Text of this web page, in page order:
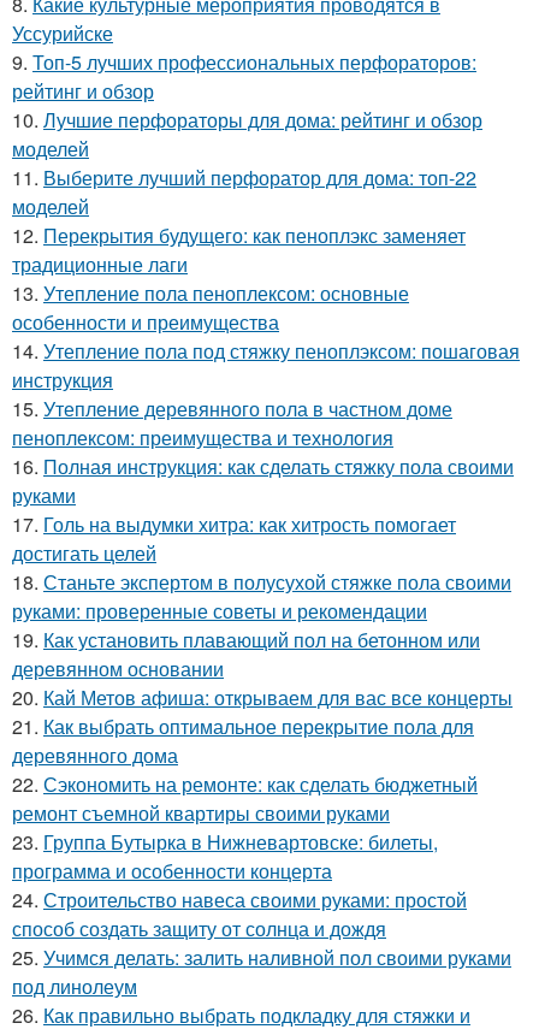
Уссурийске
9. Топ-5 лучших профессиональных перфораторов:
рейтинг и обзор
10. Лучшие перфораторы для дома: рейтинг и обзор
моделей
11. Выберите лучший перфоратор для дома: топ-22
моделей
12. Перекрытия будущего: как пеноплэкс заменяет
традиционные лаги
13. Утепление пола пеноплексом: основные
особенности и преимущества
14. Утепление пола под стяжку пеноплэксом: пошаговая
инструкция
15. Утепление деревянного пола в частном доме
пеноплексом: преимущества и технология
16. Полная инструкция: как сделать стяжку пола своими
руками
17. Голь на выдумки хитра: как хитрость помогает
достигать целей
18. Станьте экспертом в полусухой стяжке пола своими
руками: проверенные советы и рекомендации
19. Как установить плавающий пол на бетонном или
деревянном основании
20. Кай Метов афиша: открываем для вас все концерты
21. Как выбрать оптимальное перекрытие пола для
деревянного дома
22. Сэкономить на ремонте: как сделать бюджетный
ремонт съемной квартиры своими руками
23. Группа Бутырка в Нижневартовске: билеты,
программа и особенности концерта
24. Строительство навеса своими руками: простой
способ создать защиту от солнца и дождя
25. Учимся делать: залить наливной пол своими руками
под линолеум
26. Как правильно выбрать подкладку для стяжки и